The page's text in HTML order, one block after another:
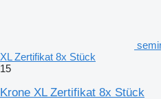
XL Zertifikat 8x Stück
15
Krone XL Zertifikat 8x Stück